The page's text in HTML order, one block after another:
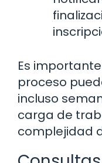
Es
proceso
incluso
carga de
complejidad